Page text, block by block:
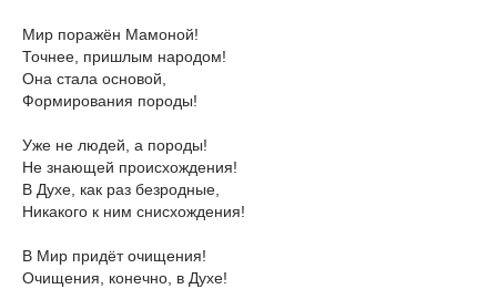
Мир поражён Мамоной!
Точнее, пришлым народом!
Она стала основой,
Формирования породы!
Уже не людей, а породы!
Не знающей происхождения!
В Духе, как раз безродные,
Никакого к ним снисхождения!
В Мир придёт очищения!
Очищения, конечно, в Духе!